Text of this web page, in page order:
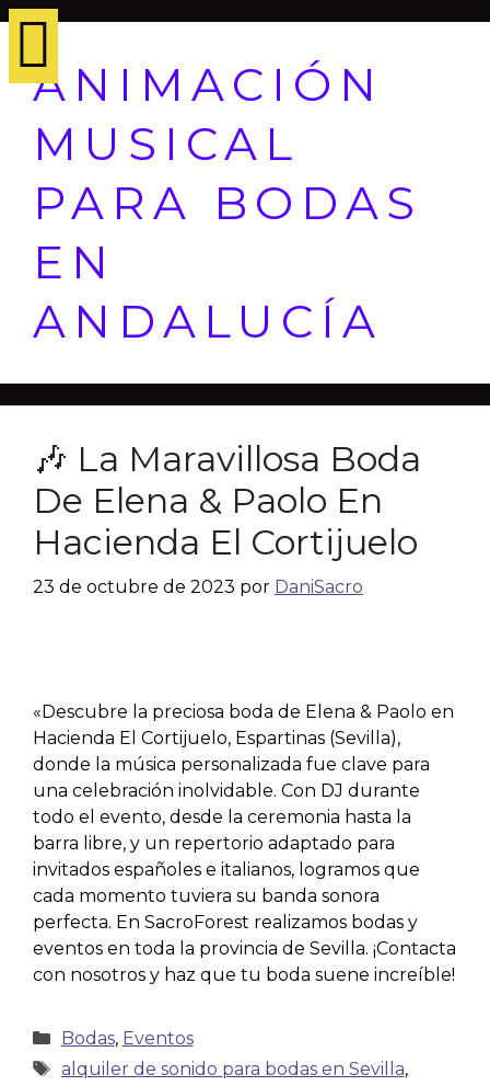
ANIMACIÓN
MUSICAL
PARA BODAS
EN
ANDALUCÍA
🎶 La Maravillosa Boda
De Elena & Paolo En
Hacienda El Cortijuelo
23 de octubre de 2023 por DaniSacro
«Descubre la preciosa boda de Elena & Paolo en
Hacienda El Cortijuelo, Espartinas (Sevilla),
donde la música personalizada fue clave para
una celebración inolvidable. Con DJ durante
todo el evento, desde la ceremonia hasta la
barra libre, y un repertorio adaptado para
invitados españoles e italianos, logramos que
cada momento tuviera su banda sonora
perfecta. En SacroForest realizamos bodas y
eventos en toda la provincia de Sevilla. ¡Contacta
con nosotros y haz que tu boda suene increíble!
Bodas, Eventos
alquiler de sonido para bodas en Sevilla,